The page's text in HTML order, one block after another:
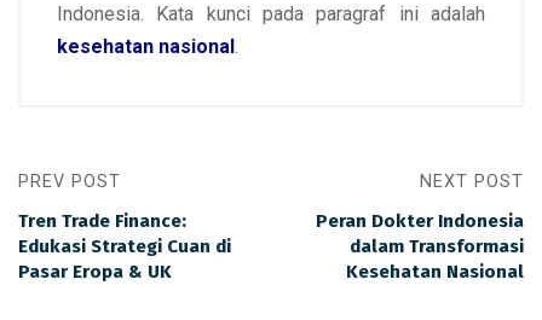
Indonesia. Kata kunci pada paragraf ini adalah
kesehatan nasional.
PREV POST
Tren Trade Finance:
Edukasi Strategi Cuan di
Pasar Eropa & UK
NEXT POST
Peran Dokter Indonesia
dalam Transformasi
Kesehatan Nasional